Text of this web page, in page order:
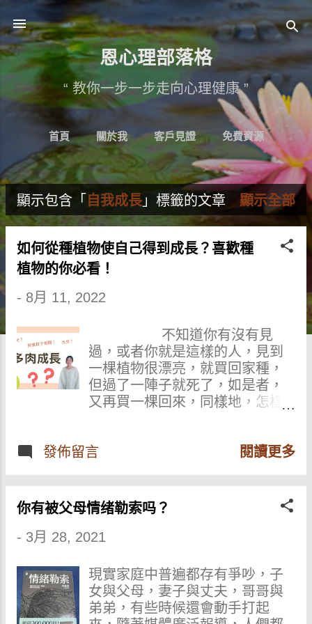
跳至主要內容
恩心理部落格
“ 教你一步一步走向心理健康 ”
首頁 關於我 客戶見證 免費資源
輕鬆樹洞 更多… 心理諮詢
文
章
顯示包含「 自我成長 」標籤的文章 顯示全部
如何從種植物使自己得到成長？喜歡種
植物的你必看！
- 8月 11, 2022
不知道你有沒有見
過，或者你就是這樣的人，見到
一棵植物很漂亮，就買回家種，
但過了一陣子就死了，如是者，
又再買一棵回來，同樣地，怎樣
把它種得美美的，只要你把這一
你！ 照這情況，這一類人
起初是因為漂亮，就很想擁有，
但買回來，卻又不懂怎樣種植，
而且也沒有很用心去研究栽種
別。其實養小孩也一樣，很想要
一個小孩，把它生出來了，但卻
沒有用心了解，自以為付出了很
多，那自然孩子的成長也不會很
發佈留言 閱讀更多
你有被父母情绪勒索吗？
- 3月 28, 2021
現實家庭中普遍都存有爭吵，子
女與父母，妻子與丈夫，哥哥與
弟弟，有些時候還會動手打起